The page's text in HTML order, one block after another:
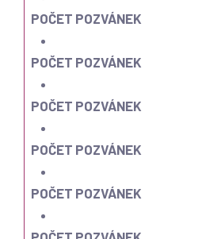
POČET POZVÁNEK
POČET POZVÁNEK
POČET POZVÁNEK
POČET POZVÁNEK
POČET POZVÁNEK